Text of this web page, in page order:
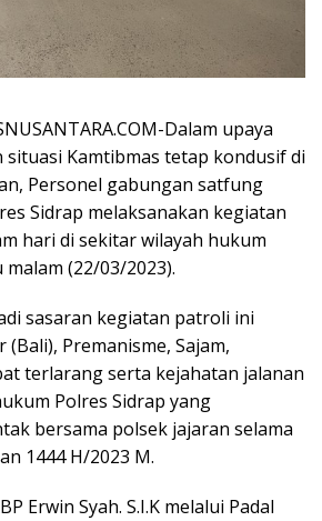
Dalam upaya
Kamtibmas tetap kondusif di
Personel gabungan satfung
Sidrap melaksanakan kegiatan
hari di sekitar wilayah hukum
malam (22/03/2023).
sasaran kegiatan patroli ini
Premanisme, Sajam,
terlarang serta kejahatan jalanan
Polres Sidrap yang
bersama polsek jajaran selama
1444 H/2023 M.
Erwin Syah. S.I.K melalui Padal